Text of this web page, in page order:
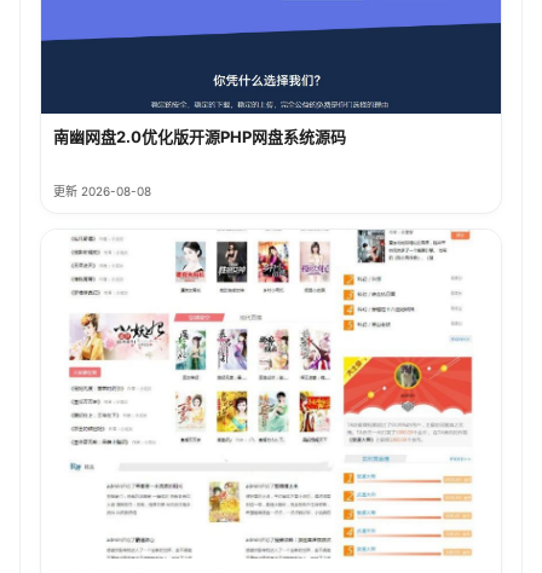
南幽网盘2.0优化版开源PHP网盘系统源码
更新 2026-08-08